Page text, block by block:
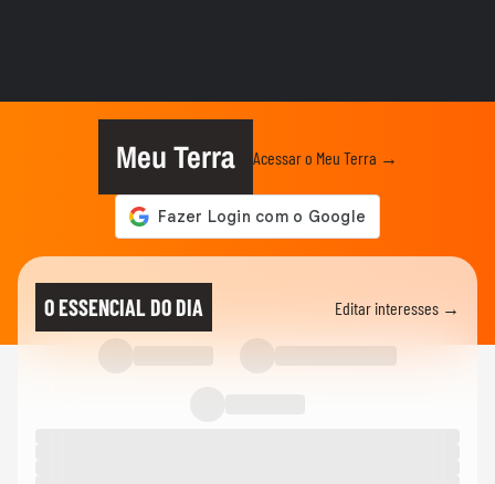
Raio atinge estádio na Tailândia, mata um
jogador e deixa outros...
Vídeos mostram "nuvem de cogumelo"
durante incêndio em...
Vídeos mostram 'nuvem cogumelo'
Meu Terra Acessar o Meu Terra →
O ESSENCIAL DO DIA Editar interesses →